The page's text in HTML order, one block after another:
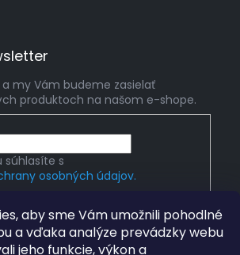
aby sme Vám umožnili pohodlné
a vďaka analýze prevádzky webu
jeho funkcie, výkon a
my Vám budeme zasielať
produktoch na našom e-shope.
súhlasíte s
osobných údajov.